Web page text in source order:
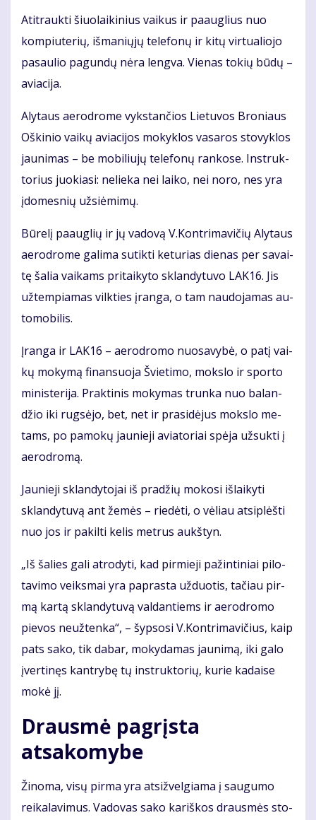
Ati­trauk­ti šiuo­lai­ki­nius vai­kus ir pa­aug­lius nuo
kom­piu­te­rių, iš­ma­nių­jų te­le­fo­nų ir ki­tų vir­tu­a­lio­jo
pa­sau­lio pa­gun­dų nė­ra leng­va. Vie­nas to­kių bū­dų –
avia­ci­ja.
Aly­taus ae­ro­dro­me vyks­tan­čios Lie­tu­vos Bro­niaus
Oš­ki­nio vai­kų avia­ci­jos mo­kyk­los va­sa­ros sto­vyk­los
jau­ni­mas – be mo­bi­liu­jų te­le­fo­nų ran­ko­se. In­struk­
to­rius juo­kia­si: ne­lie­ka nei lai­ko, nei no­ro, nes yra
įdo­mes­nių už­si­ė­mi­mų.
Bū­re­lį pa­aug­lių ir jų va­do­vą V.Kon­tri­ma­vi­čių Aly­taus
ae­ro­dro­me ga­li­ma su­tik­ti ke­tu­rias die­nas per sa­vai­
tę ša­lia vai­kams pri­tai­ky­to sklan­dy­tu­vo LAK16. Jis
už­tem­pia­mas vilk­ties įran­ga, o tam nau­do­ja­mas au­
to­mo­bi­lis.
Įran­ga ir LAK16 – ae­ro­dro­mo nuo­sa­vy­bė, o pa­tį vai­
kų mo­ky­mą fi­nan­suo­ja Švie­ti­mo, moks­lo ir spor­to
mi­nis­te­ri­ja. Prak­ti­nis mo­ky­mas trun­ka nuo ba­lan­
džio iki rug­sė­jo, bet, net ir pra­si­dė­jus moks­lo me­
tams, po pa­mo­kų jau­nie­ji avia­to­riai spė­ja už­suk­ti į
ae­ro­dro­mą.
Jau­nie­ji sklan­dy­to­jai iš pra­džių mo­ko­si iš­lai­ky­ti
sklan­dy­tu­vą ant že­mės – rie­dė­ti, o vė­liau at­si­plėš­ti
nuo jos ir pa­kil­ti ke­lis met­rus aukš­tyn.
„Iš ša­lies ga­li at­ro­dy­ti, kad pir­mie­ji pa­žin­ti­niai pi­lo­
ta­vi­mo veiks­mai yra pa­pras­ta už­duo­tis, ta­čiau pir­
mą kar­tą sklan­dy­tu­vą val­dan­tiems ir ae­ro­dro­mo
pie­vos ne­už­ten­ka“, – šyp­so­si V.Kon­tri­ma­vi­čius, kaip
pats sa­ko, tik da­bar, mo­ky­da­mas jau­ni­mą, iki ga­lo
įver­ti­nęs kan­try­bę tų in­struk­to­rių, ku­rie ka­dai­se
mo­kė jį.
Drausmė pagrįsta
atsakomybe
Ži­no­ma, vi­sų pir­ma yra at­si­žvel­gia­ma į sau­gu­mo
rei­ka­la­vi­mus. Va­do­vas sa­ko ka­riš­kos draus­mės sto­